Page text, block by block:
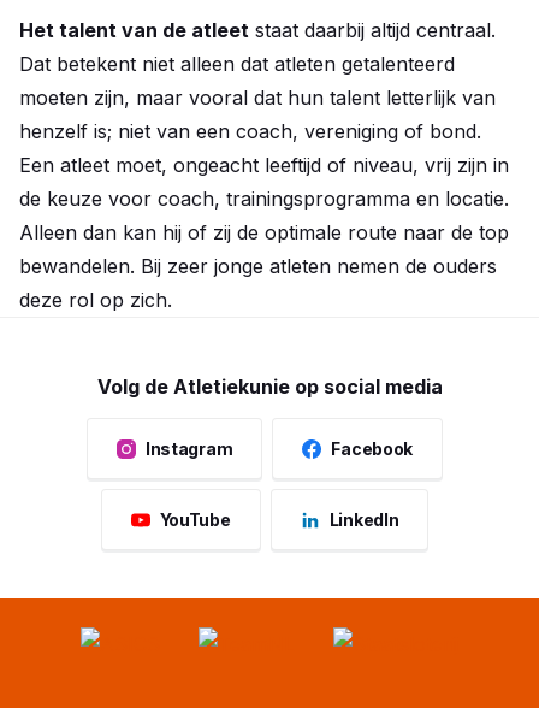
Het talent van de atleet staat daarbij altijd centraal.
Dat betekent niet alleen dat atleten getalenteerd
moeten zijn, maar vooral dat hun talent letterlijk van
henzelf is; niet van een coach, vereniging of bond.
Een atleet moet, ongeacht leeftijd of niveau, vrij zijn in
de keuze voor coach, trainingsprogramma en locatie.
Alleen dan kan hij of zij de optimale route naar de top
bewandelen. Bij zeer jonge atleten nemen de ouders
deze rol op zich.
Volg de Atletiekunie op social media
Instagram Facebook
YouTube LinkedIn